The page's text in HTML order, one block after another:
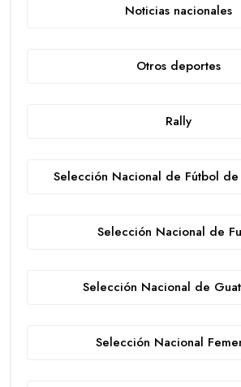
Noticias nacionales
Otros deportes
Rally
Selección Nacional de Fútbol de
Selección Nacional de
Selección Nacional de
Selección Nacional